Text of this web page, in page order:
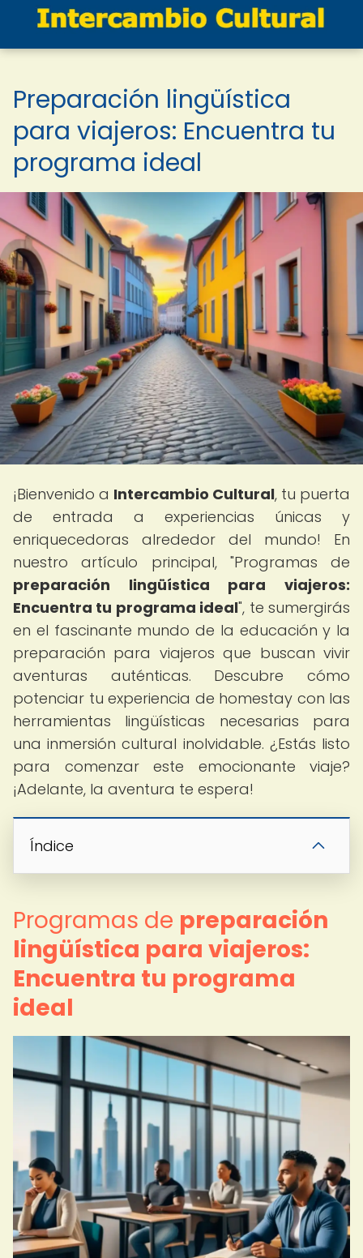
Preparación lingüística
para viajeros: Encuentra tu
programa ideal
¡Bienvenido a Intercambio Cultural, tu puerta
de entrada a experiencias únicas y
enriquecedoras alrededor del mundo! En
nuestro artículo principal, "Programas de
preparación lingüística para viajeros:
Encuentra tu programa ideal", te sumergirás
en el fascinante mundo de la educación y la
preparación para viajeros que buscan vivir
aventuras auténticas. Descubre cómo
potenciar tu experiencia de homestay con las
herramientas lingüísticas necesarias para
una inmersión cultural inolvidable. ¿Estás listo
para comenzar este emocionante viaje?
¡Adelante, la aventura te espera!
Índice
Programas de preparación
lingüística para viajeros:
Encuentra tu programa
ideal